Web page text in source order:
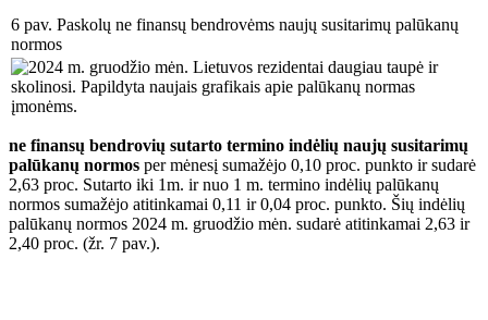
6 pav. Paskolų ne finansų bendrovėms naujų susitarimų palūkanų
normos
ne finansų bendrovių sutarto termino indėlių naujų susitarimų
palūkanų normos per mėnesį sumažėjo 0,10 proc. punkto ir sudarė
2,63 proc. Sutarto iki 1m. ir nuo 1 m. termino indėlių palūkanų
normos sumažėjo atitinkamai 0,11 ir 0,04 proc. punkto. Šių indėlių
palūkanų normos 2024 m. gruodžio mėn. sudarė atitinkamai 2,63 ir
2,40 proc. (žr. 7 pav.).